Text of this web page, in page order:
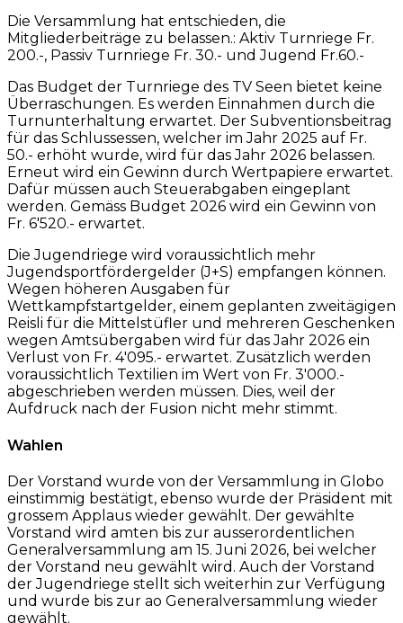
Die Versammlung hat entschieden, die
Mitgliederbeiträge zu belassen.: Aktiv Turnriege Fr.
200.-, Passiv Turnriege Fr. 30.- und Jugend Fr.60.-
Das Budget der Turnriege des TV Seen bietet keine
Überraschungen. Es werden Einnahmen durch die
Turnunterhaltung erwartet. Der Subventionsbeitrag
für das Schlussessen, welcher im Jahr 2025 auf Fr.
50.- erhöht wurde, wird für das Jahr 2026 belassen.
Erneut wird ein Gewinn durch Wertpapiere erwartet.
Dafür müssen auch Steuerabgaben eingeplant
werden. Gemäss Budget 2026 wird ein Gewinn von
Fr. 6'520.- erwartet.
Die Jugendriege wird voraussichtlich mehr
Jugendsportfördergelder (J+S) empfangen können.
Wegen höheren Ausgaben für
Wettkampfstartgelder, einem geplanten zweitägigen
Reisli für die Mittelstüfler und mehreren Geschenken
wegen Amtsübergaben wird für das Jahr 2026 ein
Verlust von Fr. 4'095.- erwartet. Zusätzlich werden
voraussichtlich Textilien im Wert von Fr. 3'000.-
abgeschrieben werden müssen. Dies, weil der
Aufdruck nach der Fusion nicht mehr stimmt.
Wahlen
Der Vorstand wurde von der Versammlung in Globo
einstimmig bestätigt, ebenso wurde der Präsident mit
grossem Applaus wieder gewählt. Der gewählte
Vorstand wird amten bis zur ausserordentlichen
Generalversammlung am 15. Juni 2026, bei welcher
der Vorstand neu gewählt wird. Auch der Vorstand
der Jugendriege stellt sich weiterhin zur Verfügung
und wurde bis zur ao Generalversammlung wieder
gewählt.